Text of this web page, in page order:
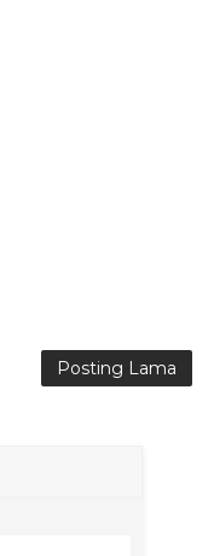
Posting Lama